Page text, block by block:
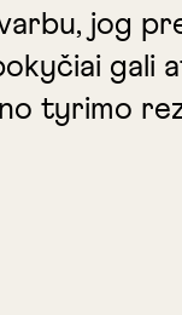
jog
gali
tyrimo